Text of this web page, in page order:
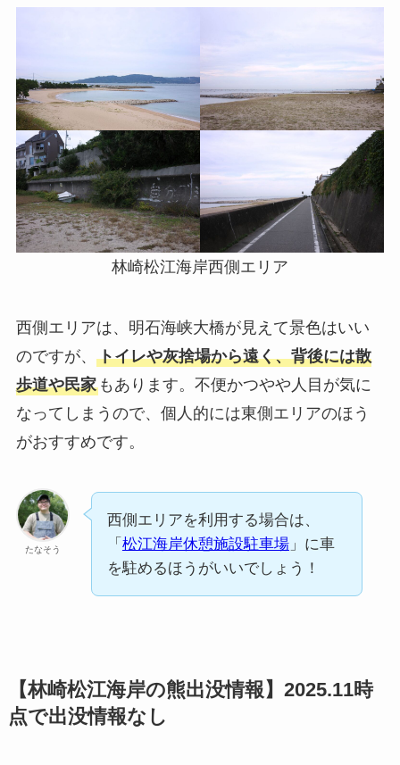
林崎松江海岸西側エリア
西側エリアは、明石海峡大橋が見えて景色はいい
のですが、 トイレや灰捨場から遠く、背後には散
歩道や民家もあります。不便かつやや人目が気に
なってしまうので、個人的には東側エリアのほう
がおすすめです。
たなそう
西側エリアを利用する場合は、
「 松江海岸休憩施設駐車場」に車
を駐めるほうがいいでしょう！
【林崎松江海岸の熊出没情報】2025.11時
点で出没情報なし